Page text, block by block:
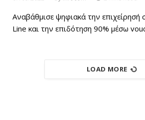
Αναβάθμισε ψηφιακά την επιχείρησή
Line και την επιδότηση 90% μέσω
LOAD MORE